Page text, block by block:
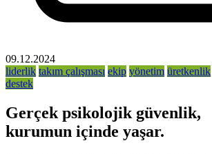
09.12.2024
liderlik takım çalışması ekip yönetim üretkenlik
destek
Gerçek psikolojik güvenlik,
kurumun içinde yaşar.